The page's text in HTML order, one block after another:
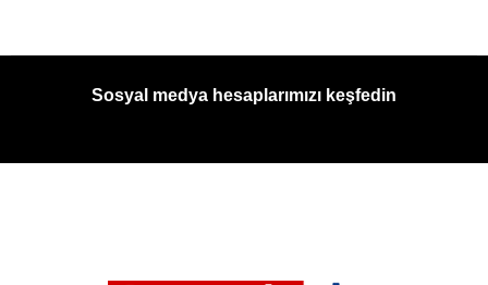
Sosyal medya hesaplarımızı keşfedin